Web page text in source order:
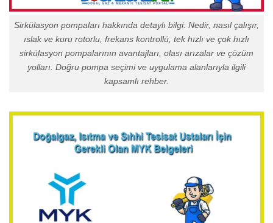
Sirkülasyon pompaları hakkında detaylı bilgi: Nedir, nasıl çalışır,
ıslak ve kuru rotorlu, frekans kontrollü, tek hızlı ve çok hızlı
sirkülasyon pompalarının avantajları, olası arızalar ve çözüm
yolları. Doğru pompa seçimi ve uygulama alanlarıyla ilgili
kapsamlı rehber.